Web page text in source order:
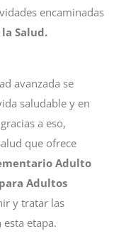
encaminadas
Salud.
avanzada se
saludable y en
a eso,
que ofrece
Adulto
para Adultos
y tratar las
etapa.